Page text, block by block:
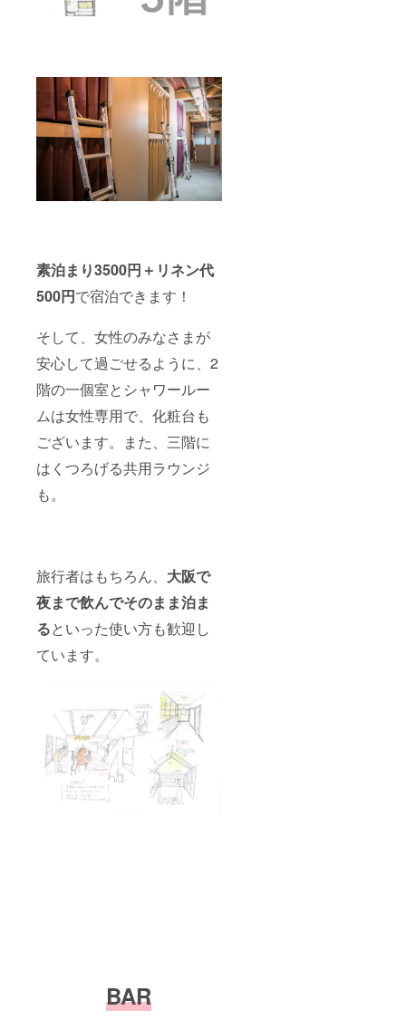
素泊まり3500円＋リネン代
500円で宿泊できます！
そして、女性のみなさまが
安心して過ごせるように、2
階の一個室とシャワールー
ムは女性専用で、化粧台も
ございます。
また、三階に
はくつろげる共用ラウンジ
も。
旅行者はもちろん、 大阪で
夜まで飲んでそのまま泊ま
るといった使い方も歓迎し
ています。
BAR